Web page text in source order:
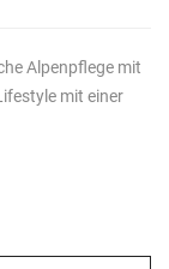
Alpenpflege mit
mit einer